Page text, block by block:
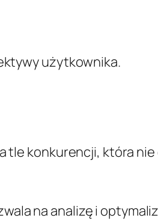
użytkownika.
konkurencji, która
na analizę i